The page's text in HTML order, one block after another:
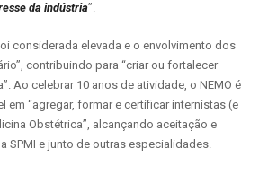
da indústria”.
considerada elevada e o envolvimento dos
contribuindo para “criar ou fortalecer
Ao celebrar 10 anos de atividade, o NEMO é
em “agregar, formar e certificar internistas (e
Obstétrica”, alcançando aceitação e
SPMI e junto de outras especialidades.